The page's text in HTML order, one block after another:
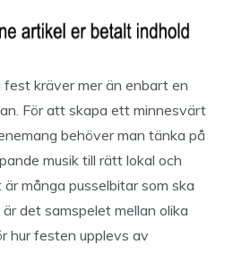
kräver mer än enbart en
För att skapa ett minnesvärt
behöver man tänka på
musik till rätt lokal och
många pusselbitar som ska
det samspelet mellan olika
hur festen upplevs av